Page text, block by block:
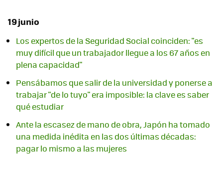
19 junio
Los expertos de la Seguridad Social coinciden: "es
muy difícil que un trabajador llegue a los 67 años en
plena capacidad"
Pensábamos que salir de la universidad y ponerse a
trabajar "de lo tuyo" era imposible: la clave es saber
qué estudiar
Ante la escasez de mano de obra, Japón ha tomado
una medida inédita en las dos últimas décadas:
pagar lo mismo a las mujeres